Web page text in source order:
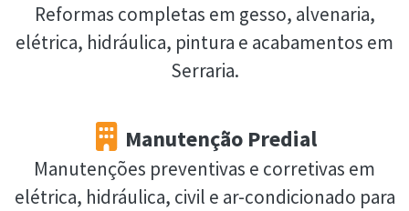
Reformas completas em gesso, alvenaria,
elétrica, hidráulica, pintura e acabamentos em
Serraria.
Manutenção Predial
Manutenções preventivas e corretivas em
elétrica, hidráulica, civil e ar-condicionado para